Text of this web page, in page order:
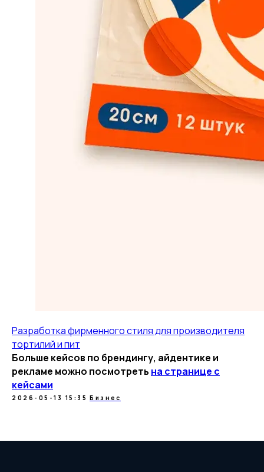
Разработка фирменного стиля для производителя
тортилий и пит
Больше кейсов по брендингу, айдентике и
рекламе можно посмотреть на странице с
кейсами
2026-05-13 15:35 Бизнес